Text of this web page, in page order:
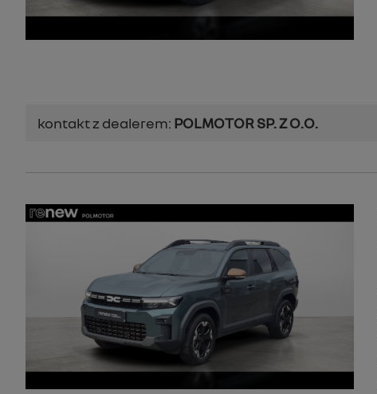
kontakt z dealerem: POLMOTOR SP. Z O.O.